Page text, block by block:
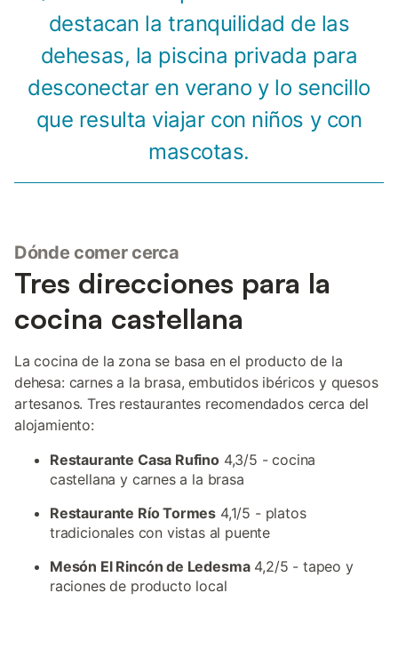
destacan la tranquilidad de las
dehesas, la piscina privada para
desconectar en verano y lo sencillo
que resulta viajar con niños y con
mascotas.
Dónde comer cerca
Tres direcciones para la
cocina castellana
La cocina de la zona se basa en el producto de la
dehesa: carnes a la brasa, embutidos ibéricos y quesos
artesanos. Tres restaurantes recomendados cerca del
alojamiento:
Restaurante Casa Rufino4,3/5 - cocina
castellana y carnes a la brasa
Restaurante Río Tormes 4,1/5 - platos
tradicionales con vistas al puente
Mesón El Rincón de Ledesma4,2/5 - tapeo y
raciones de producto local